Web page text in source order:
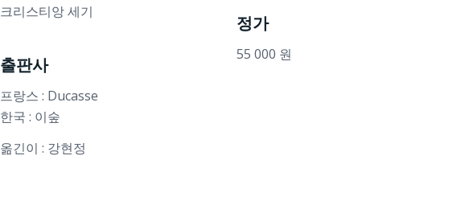
크리스티앙 세기
출판사
프랑스 : Ducasse
한국 : 이숲
옮긴이 : 강현정
정가
55 000 원